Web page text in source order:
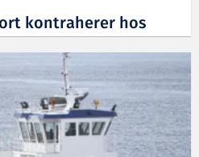
kontraherer hos